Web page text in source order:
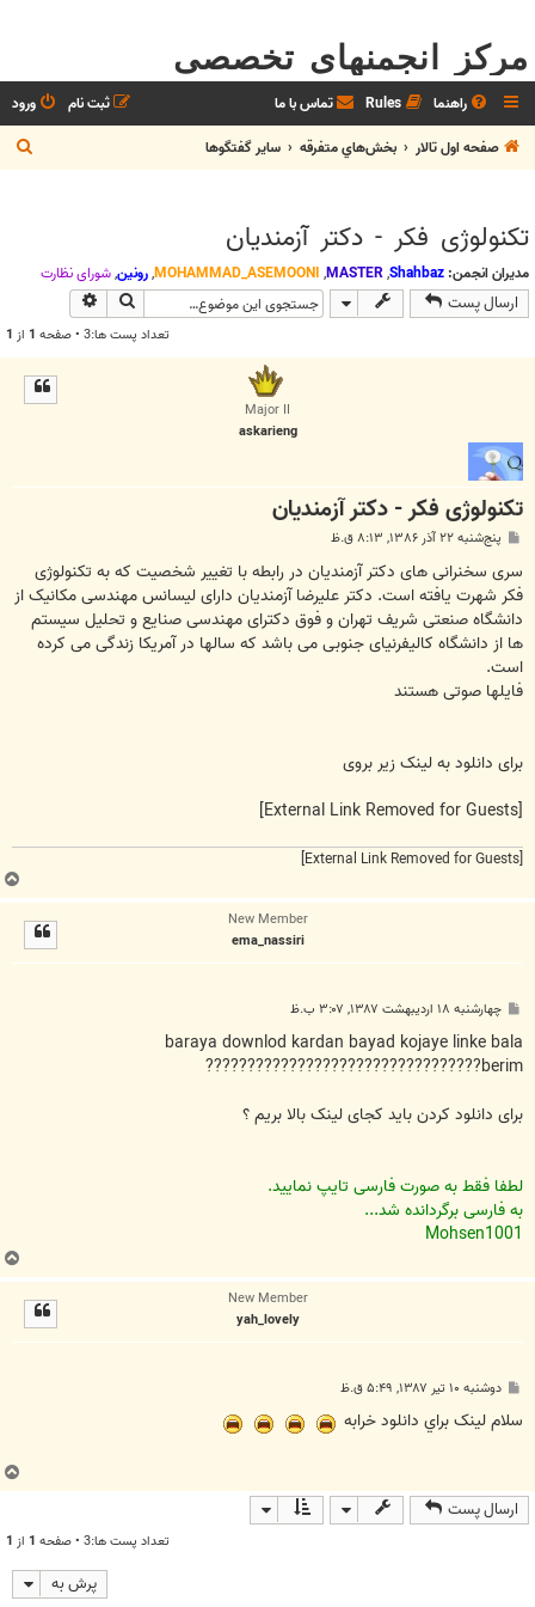
مرکز انجمنهای تخصصی
راهنما Rules تماس با ما ورود
ثبت نام
صفحه اول تالار
بخش‌‌هاي متفرقه ساير گفتگوها
س
تکنولوژی فکر - دکتر آزمندیان
مدیران انجمن: Shahbaz
,
MASTER
,
MOHAMMAD_ASEMOONI
,رونین,شوراي نظارت
ارسال پست جستجو
تعداد پست ها:3 • صفحه 1 از 1
Major II
askarieng
تکنولوژی فکر - دکتر آزمندیان
س
ت
پنج‌شنبه ۲۲ آذر ۱۳۸۶, ۸:۱۳ ق.ظ
سری سخنرانی های دکتر آزمندیان در رابطه با تغییر شخصیت که به تکنولوژی
فکر شهرت یافته است. دکتر علیرضا آزمندیان دارای لیسانس مهندسی مکانیک از
دانشگاه صنعتی شریف تهران و فوق دکترای مهندسی صنایع و تحلیل سیستم
ها از دانشگاه کالیفرنیای جنوبی می باشد که سالها در آمریکا زندگی می کرده
است.
فایلها صوتی هستند
برای دانلود به لینک زیر بروی
[External Link Removed for Guests]
[External Link Removed for Guests]
New Member
ema_nassiri
س
ت
چهارشنبه ۱۸ اردیبهشت ۱۳۸۷, ۳:۰۷ ب.ظ
baraya downlod kardan bayad kojaye linke bala
berim?????????????????????????????????
برای دانلود کردن باید کجای لینک بالا بریم ؟
لطفا فقط به صورت فارسی تایپ نمایید.
به فارسی برگردانده شد...
Mohsen1001
New Member
yah_lovely
ت
دوشنبه ۱۰ تیر ۱۳۸۷, ۵:۴۹ ق.ظ
سلام لينک براي دانلود خرابه
ارسال پست
تعداد پست ها:3 • صفحه 1 از 1
پرش به